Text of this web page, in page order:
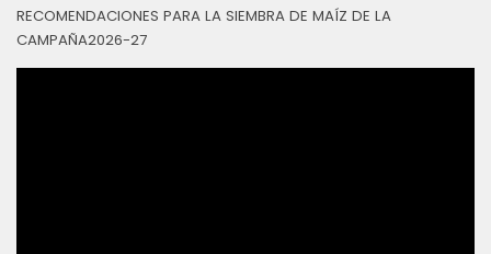
RECOMENDACIONES PARA LA SIEMBRA DE MAÍZ DE LA
CAMPAÑA2026-27